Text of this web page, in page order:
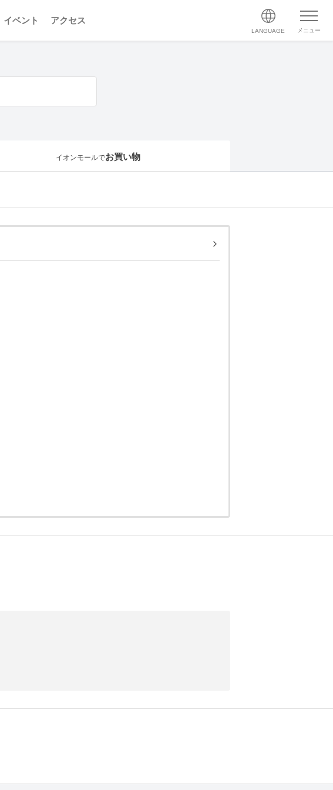
イベント アクセス
LANGUAGE メニュー
イオンモールでお買い物